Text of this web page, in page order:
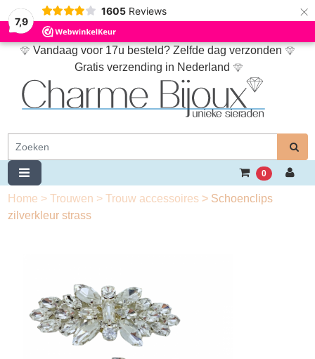
7,9
1605 Reviews ×
Vandaag voor 17u besteld? Zelfde dag verzonden
Gratis verzending in Nederland
0
Home > Trouwen > Trouw accessoires > Schoenclips
zilverkleur strass